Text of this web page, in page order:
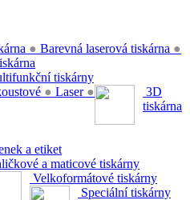
● Barevná laserová tiskárna ●
tiskárny
● Laser ●
3D
tiskárna
a etiket
a maticové tiskárny
Velkoformátové tiskárny
Speciální tiskárny